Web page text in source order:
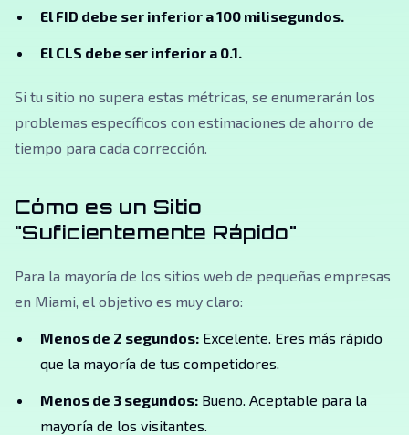
El FID debe ser inferior a 100 milisegundos.
El CLS debe ser inferior a 0.1.
Si tu sitio no supera estas métricas, se enumerarán los
problemas específicos con estimaciones de ahorro de
tiempo para cada corrección.
Cómo es un Sitio
"Suficientemente Rápido"
Para la mayoría de los sitios web de pequeñas empresas
en Miami, el objetivo es muy claro:
Menos de 2 segundos: Excelente. Eres más rápido
que la mayoría de tus competidores.
Menos de 3 segundos: Bueno. Aceptable para la
mayoría de los visitantes.